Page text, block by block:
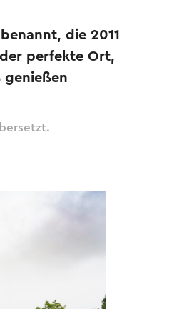
die 2011
perfekte Ort,
genießen